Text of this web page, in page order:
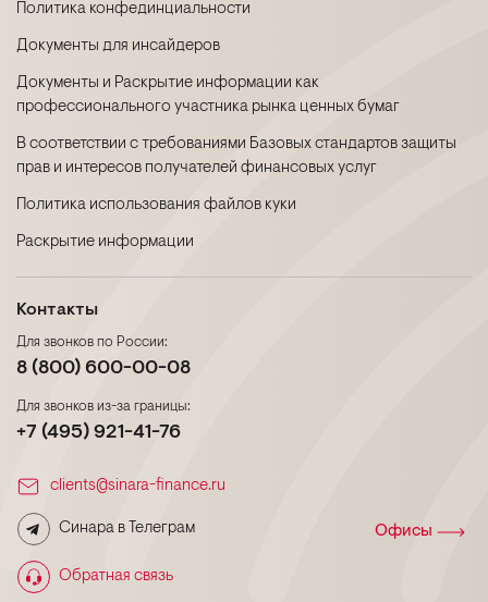
Политика конфединциальности
Документы для инсайдеров
Документы и Раскрытие информации как
профессионального участника рынка ценных бумаг
В соответствии с требованиями Базовых стандартов защиты
прав и интересов получателей финансовых услуг
Политика использования файлов куки
Раскрытие информации
Контакты
clients@sinara-finance.ru
Синара в Телеграм
Обратная связь
Для звонков по России:
8 (800) 600-00-08
Для звонков из-за границы:
+7 (495) 921-41-76
Офисы